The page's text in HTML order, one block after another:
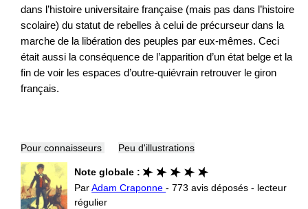
dans l’histoire universitaire française (mais pas dans l’histoire
scolaire) du statut de rebelles à celui de précurseur dans la
marche de la libération des peuples par eux-mêmes. Ceci
était aussi la conséquence de l’apparition d’un état belge et la
fin de voir les espaces d’outre-quiévrain retrouver le giron
français.
Pour connaisseurs Peu d'illustrations
Note globale :
ParAdam Craponne- 773 avis déposés - lecteur
régulier